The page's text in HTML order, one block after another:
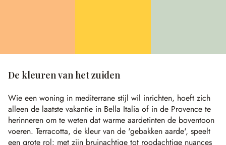
De kleuren van het zuiden
Wie een woning in mediterrane stijl wil inrichten, hoeft zich
alleen de laatste vakantie in Bella Italia of in de Provence te
herinneren om te weten dat warme aardetinten de boventoon
voeren. Terracotta, de kleur van de 'gebakken aarde', speelt
een grote rol: met zijn bruinachtige tot roodachtige nuances